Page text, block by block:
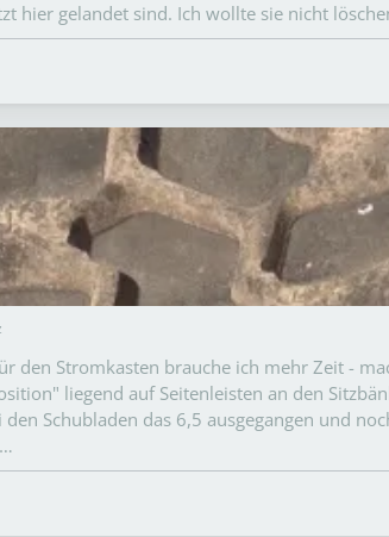
hier gelandet sind. Ich wollte sie nicht
den Stromkasten brauche ich mehr Zeit -
liegend auf Seitenleisten an den
Schubladen das 6,5 ausgegangen und